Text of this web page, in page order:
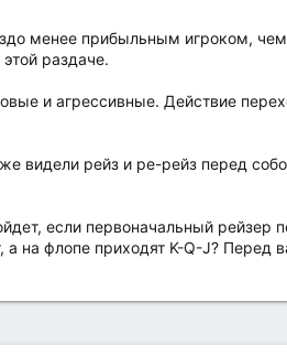
менее прибыльным игроком,
раздаче.
и агрессивные. Действие
видели рейз и ре-рейз перед
если первоначальный рейзер
а на флопе приходят K-Q-J? Перед